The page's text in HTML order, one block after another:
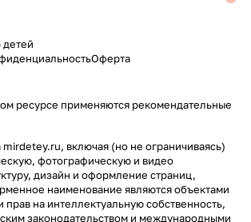
Оферта
ресурсе применяются рекомендательные
mirdetey.ru, включая (но не ограничиваясь)
фотографическую и видео
дизайн и оформление страниц,
наименование являются объектами
прав на интеллектуальную собственность,
законодательством и международными